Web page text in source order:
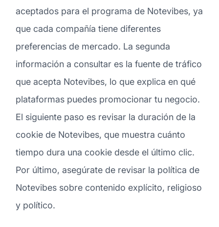
aceptados para el programa de Notevibes, ya
que cada compañía tiene diferentes
preferencias de mercado. La segunda
información a consultar es la fuente de tráfico
que acepta Notevibes, lo que explica en qué
plataformas puedes promocionar tu negocio.
El siguiente paso es revisar la duración de la
cookie de Notevibes, que muestra cuánto
tiempo dura una cookie desde el último clic.
Por último, asegúrate de revisar la política de
Notevibes sobre contenido explícito, religioso
y político.